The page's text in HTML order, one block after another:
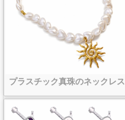
プラスチック真珠のネックレス